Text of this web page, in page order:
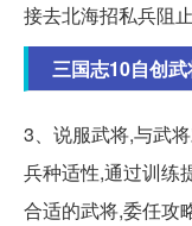
接去北海招私兵阻
三国志10自创
3、说服武将,与武
兵种适性,通过训练
合适的武将,委任攻